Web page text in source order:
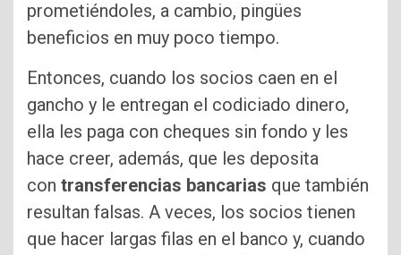
prometiéndoles, a cambio, pingües
beneficios en muy poco tiempo.
Entonces, cuando los socios caen en el
gancho y le entregan el codiciado dinero,
ella les paga con cheques sin fondo y les
hace creer, además, que les deposita
con transferencias bancarias que también
resultan falsas. A veces, los socios tienen
que hacer largas filas en el banco y, cuando